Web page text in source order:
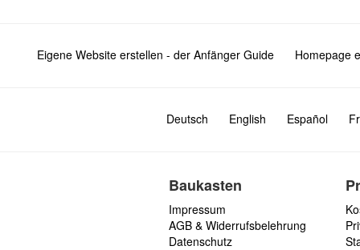
Eigene Website erstellen - der Anfänger Guide Homepage
Deutsch English Español
Baukasten
Impressum
AGB & Widerrufsbelehrung
Datenschutz